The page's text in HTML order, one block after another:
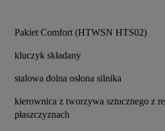
Pakiet Comfort (HTWSN HTS02)
kluczyk składany
stalowa dolna osłona silnika
kierownica z tworzywa sztucznego z
płaszczyznach